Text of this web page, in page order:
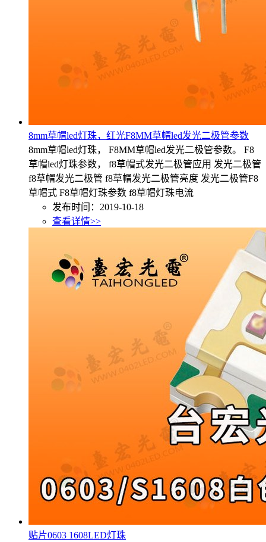
8mm草帽led灯珠，红光F8MM草帽led发光二极管参数
8mm草帽led灯珠， F8MM草帽led发光二极管参数。 F8
草帽led灯珠参数， f8草帽式发光二极管应用 发光二极管
f8草帽发光二极管 f8草帽发光二极管亮度 发光二极管F8
草帽式 F8草帽灯珠参数 f8草帽灯珠电流
发布时间：2019-10-18
查看详情>>
贴片0603 1608LED灯珠